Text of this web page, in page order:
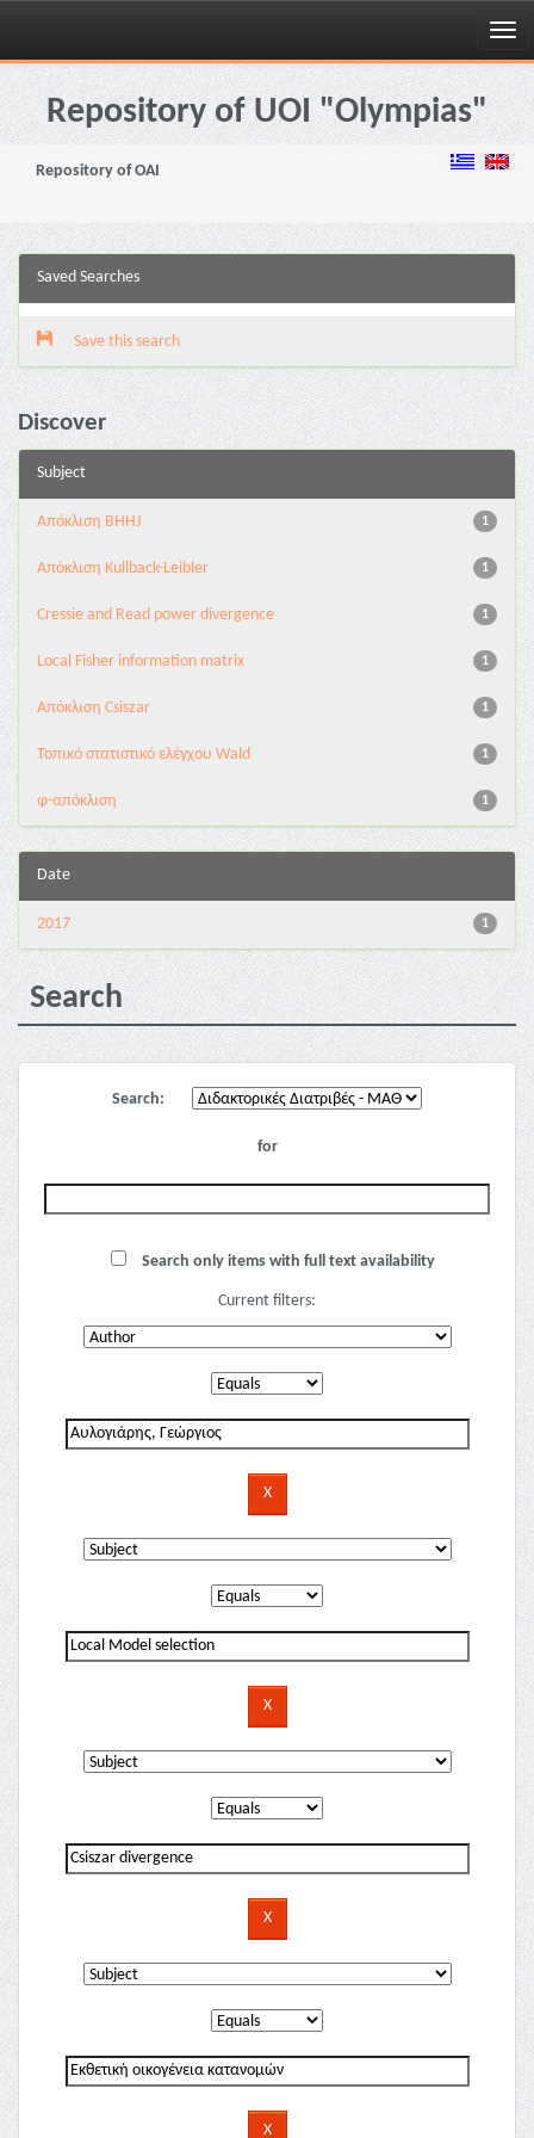
Skip
navigationRepository of UOI "Olympias"
Repository of OAI
Saved Searches
Save this search
Discover
Subject
1
Aπόκλιση BHHJ
1
Aπόκλιση Kullback-Leibler
1
Cressie and Read power divergence
1
Local Fisher information matrix
1
Απόκλιση Csiszar
1
Τοπικό στατιστικό ελέγχου Wald
1
φ-απόκλιση
Date
1
2017
Search
Search:
for
Search only items with full text availability
Current filters: